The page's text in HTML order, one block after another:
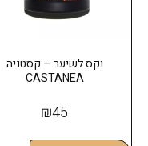
וקס לשיער – קסטניה
CASTANEA
₪45